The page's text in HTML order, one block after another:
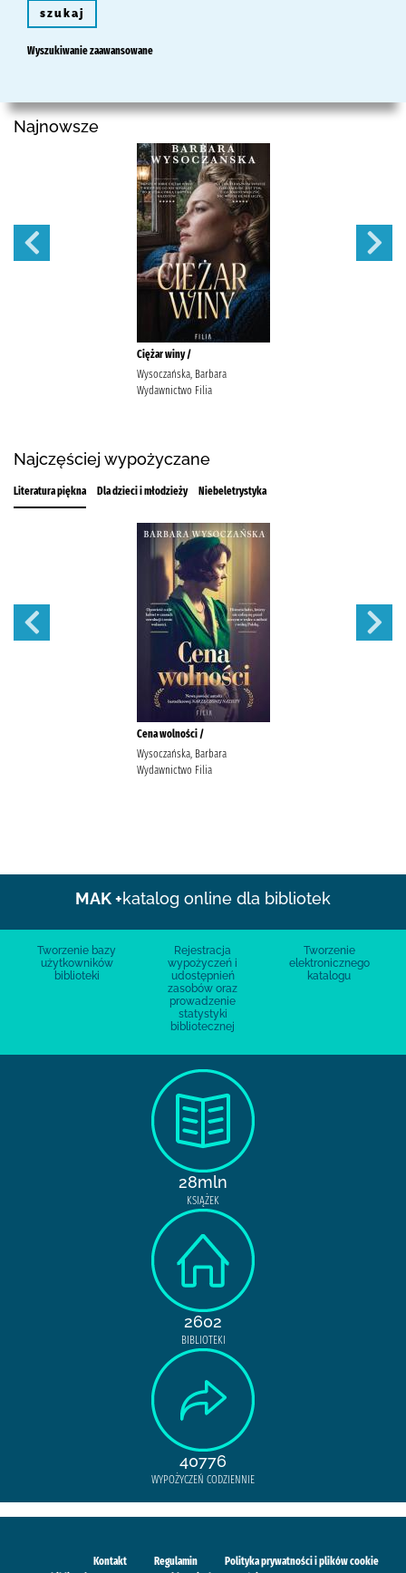
szukaj
Wyszukiwanie zaawansowane
Najnowsze
Ciężar winy /
Wysoczańska, Barbara
Wydawnictwo Filia
Najczęściej wypożyczane
Literatura piękna Dla dzieci i młodzieży Niebeletrystyka
Cena wolności /
Wysoczańska, Barbara
Wydawnictwo Filia
MAK +katalog online dla bibliotek
Tworzenie bazy
użytkowników
biblioteki
Rejestracja
wypożyczeń i
udostępnień
zasobów oraz
prowadzenie
statystyki
bibliotecznej
Tworzenie
elektronicznego
katalogu
28mln
KSIĄŻEK
2602
BIBLIOTEKI
40776
WYPOŻYCZEŃ CODZIENNIE
Kontakt Regulamin
Polityka prywatności i plików cookie